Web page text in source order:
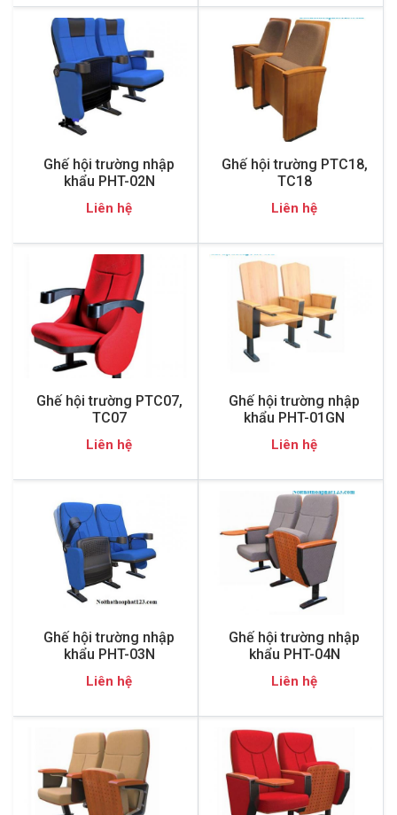
Ghế hội trường nhập
khẩu PHT-02N
Liên hệ
Ghế hội trường PTC18,
TC18
Liên hệ
Ghế hội trường PTC07,
TC07
Liên hệ
Ghế hội trường nhập
khẩu PHT-01GN
Liên hệ
Ghế hội trường nhập
khẩu PHT-03N
Liên hệ
Ghế hội trường nhập
khẩu PHT-04N
Liên hệ